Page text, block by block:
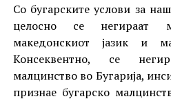
Со бугарските услови за
целосно се негираат
македонскиот јазик и
Консеквентно, се
малцинство во Бугарија,
признае бугарско